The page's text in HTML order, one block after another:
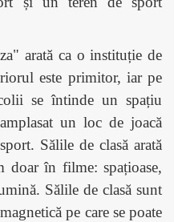
arată ca o instituție de
este primitor, iar pe
se întinde un spațiu
un loc de joacă
Sălile de clasă arată
doar în filme: spațioase,
Sălile de clasă sunt
pe care se poate